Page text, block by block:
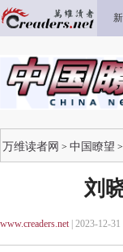
万维读者网 > 中国瞭望
刘
www.creaders.net| 2023-12-